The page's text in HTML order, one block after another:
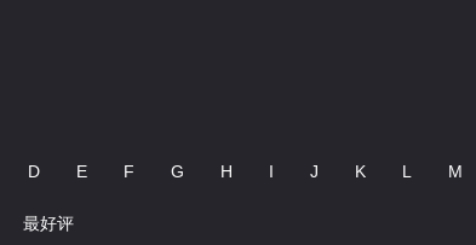
D E F G H I J K L M
最好评